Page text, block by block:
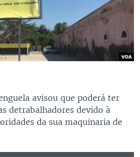
avisou que poderá ter
detrabalhadores devido à
da sua maquinaria de